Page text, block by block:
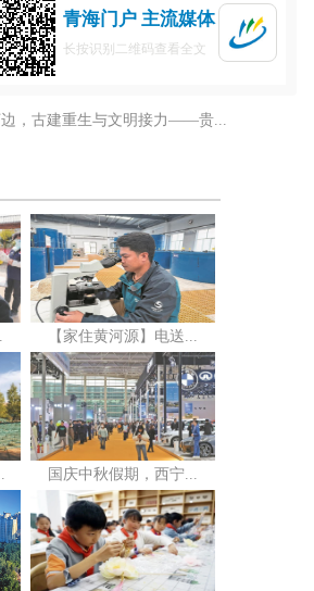
文化节在慕容古寨举行
蓝”守护生命线保佳节平安
乡展新颜 遍开幸福花
边，古建重生与文明接力——贵...
【家住黄河源】电送...
国庆中秋假期，西宁...
青海门户 主流媒体
长按识别二维码查看全文